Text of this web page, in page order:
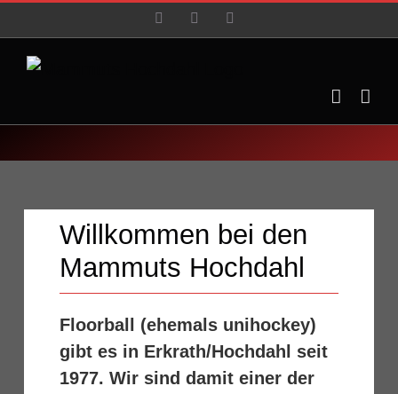
Inhalt
springen
FacebookYouTube
Willkommen bei den
Mammuts Hochdahl
Floorball (ehemals unihockey)
gibt es in Erkrath/Hochdahl seit
1977. Wir sind damit einer der